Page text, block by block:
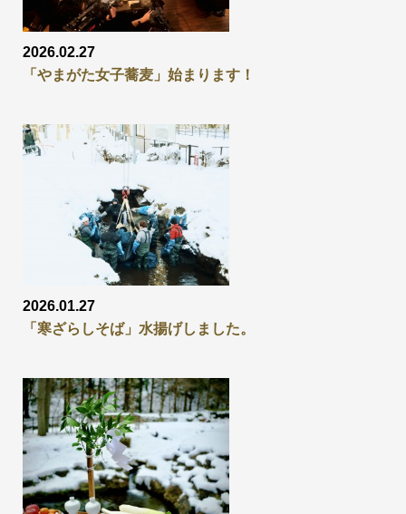
2026.02.27
「やまがた女子蕎麦」始まります！
2026.01.27
「寒ざらしそば」水揚げしました。